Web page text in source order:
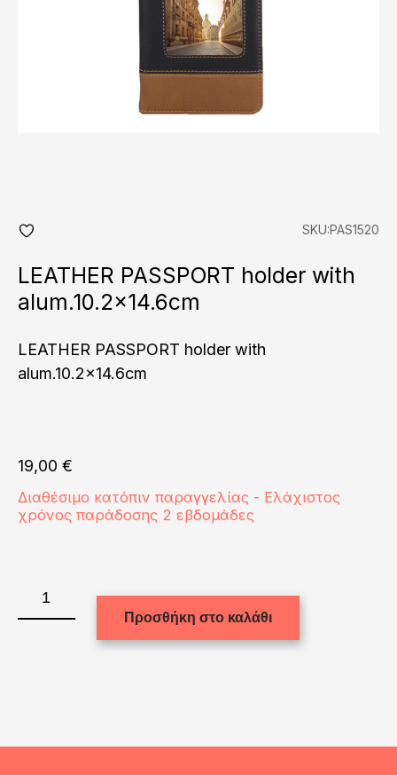
fav
SKU:PAS1520
LEATHER PASSPORT holder with
alum.10.2×14.6cm
LEATHER PASSPORT holder with
alum.10.2x14.6cm
19,00 €
Διαθέσιμο κατόπιν παραγγελίας - Ελάχιστος
χρόνος παράδοσης 2 εβδομάδες
PASSPORT
holder
Προσθήκη στο καλάθι